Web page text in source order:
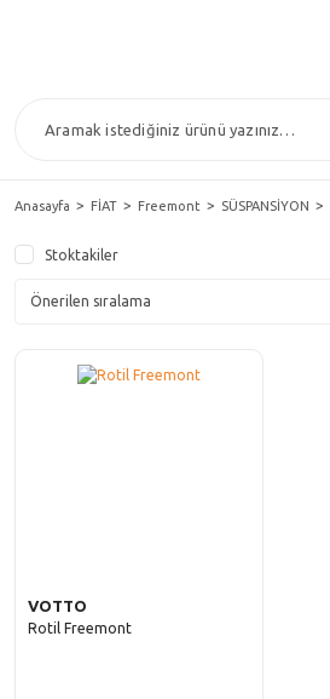
Anasayfa FİAT Freemont SÜSPANSİYON
Stoktakiler
VOTTO
Rotil Freemont